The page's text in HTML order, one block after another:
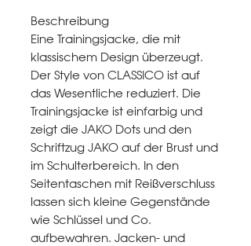
Beschreibung
Eine Trainingsjacke, die mit
klassischem Design überzeugt.
Der Style von CLASSICO ist auf
das Wesentliche reduziert. Die
Trainingsjacke ist einfarbig und
zeigt die JAKO Dots und den
Schriftzug JAKO auf der Brust und
im Schulterbereich. In den
Seitentaschen mit Reißverschluss
lassen sich kleine Gegenstände
wie Schlüssel und Co.
aufbewahren. Jacken- und